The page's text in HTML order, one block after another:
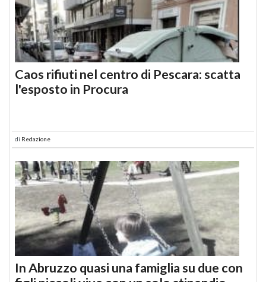
Caos rifiuti nel centro di Pescara: scatta
l'esposto in Procura
di Redazione
In Abruzzo quasi una famiglia su due con